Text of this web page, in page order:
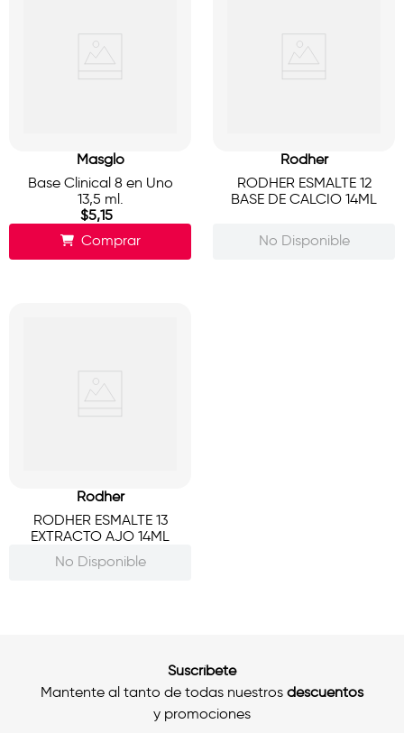
Masglo
Base Clinical 8 en Uno
13,5 ml.
$5,15
Comprar
Rodher
RODHER ESMALTE 12
BASE DE CALCIO 14ML
No Disponible
Rodher
RODHER ESMALTE 13
EXTRACTO AJO 14ML
No Disponible
Suscríbete
Mantente al tanto de todas nuestros descuentos
y promociones